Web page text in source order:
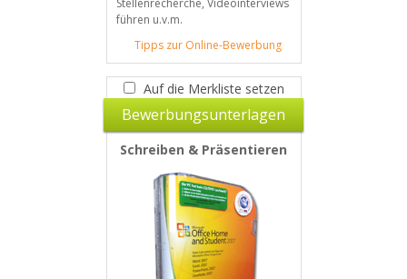
Stellenrecherche, Videointerviews
führen u.v.m.
Tipps zur Online-Bewerbung
Auf die Merkliste setzen
Bewerbungsunterlagen
Schreiben & Präsentieren